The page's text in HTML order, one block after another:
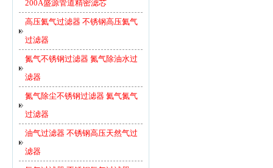
200A盛源管道精密滤芯
高压氦气过滤器 不锈钢高压氦气
过滤器
氮气不锈钢过滤器 氮气除油水过
滤器
氮气除尘不锈钢过滤器 氦气氮气
过滤器
油气过滤器 不锈钢高压天然气过
滤器